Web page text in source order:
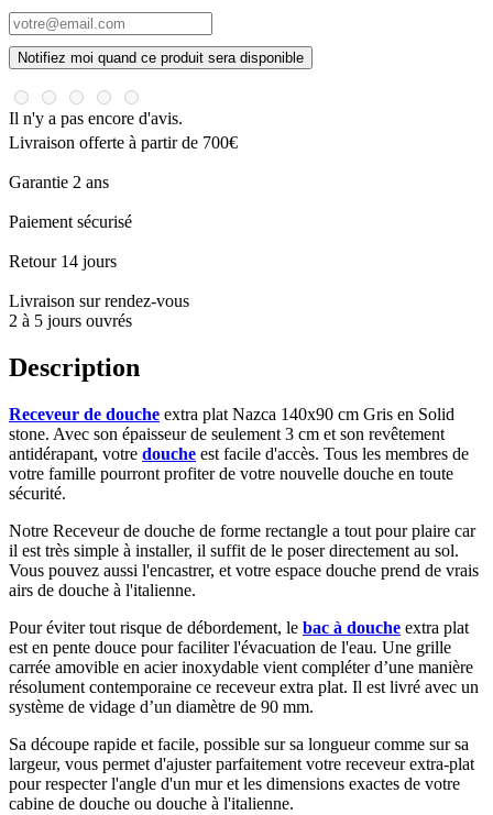
Notifiez moi quand ce produit sera disponible
Il n'y a pas encore d'avis.
Livraison offerte à partir de 700€
Garantie 2 ans
Paiement sécurisé
Retour 14 jours
Livraison sur rendez-vous
2 à 5 jours ouvrés
Description
Receveur de douche extra plat Nazca 140x90 cm Gris en Solid
stone. Avec son épaisseur de seulement 3 cm et son revêtement
antidérapant, votre douche est facile d'accès. Tous les membres de
votre famille pourront profiter de votre nouvelle douche en toute
sécurité.
Notre Receveur de douche de forme rectangle a tout pour plaire car
il est très simple à installer, il suffit de le poser directement au sol.
Vous pouvez aussi l'encastrer, et votre espace douche prend de vrais
airs de douche à l'italienne.
Pour éviter tout risque de débordement, le bac à douche extra plat
est en pente douce pour faciliter l'évacuation de l'eau. Une grille
carrée amovible en acier inoxydable vient compléter d’une manière
résolument contemporaine ce receveur extra plat. Il est livré avec un
système de vidage d’un diamètre de 90 mm.
Sa découpe rapide et facile, possible sur sa longueur comme sur sa
largeur, vous permet d'ajuster parfaitement votre receveur extra-plat
pour respecter l'angle d'un mur et les dimensions exactes de votre
cabine de douche ou douche à l'italienne.